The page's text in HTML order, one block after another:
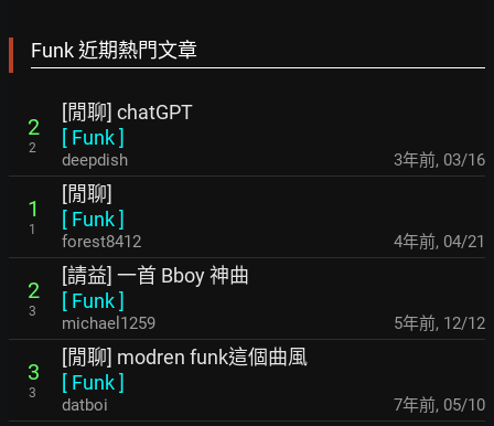
Funk 近期熱門文章
2
2
[閒聊] chatGPT
[ Funk]
deepdish 3年前, 03/16
1
1
[閒聊]
[ Funk]
forest8412 4年前, 04/21
2
3
[請益] 一首 Bboy 神曲
[ Funk]
michael1259 5年前, 12/12
3
3
[閒聊] modren funk這個曲風
[ Funk]
datboi 7年前, 05/10